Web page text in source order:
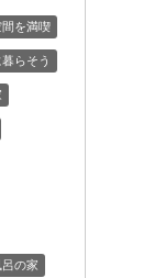
間を満喫
らそう
の家